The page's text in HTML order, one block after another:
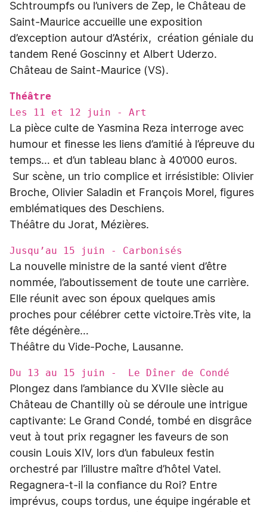
Schtroumpfs ou l’univers de Zep, le Château de
Saint-Maurice accueille une exposition
d’exception autour d’Astérix, création géniale du
tandem René Goscinny et Albert Uderzo.
Château de Saint-Maurice (VS).
Théâtre
Les 11 et 12 juin - Art
La pièce culte de Yasmina Reza interroge avec
humour et finesse les liens d’amitié à l’épreuve du
temps… et d’un tableau blanc à 40’000 euros.
Sur scène, un trio complice et irrésistible: Olivier
Broche, Olivier Saladin et François Morel, figures
emblématiques des Deschiens.
Théâtre du Jorat, Mézières.
Jusqu’au 15 juin - Carbonisés
La nouvelle ministre de la santé vient d’être
nommée, l’aboutissement de toute une carrière.
Elle réunit avec son époux quelques amis
proches pour célébrer cette victoire.Très vite, la
fête dégénère…
Théâtre du Vide-Poche, Lausanne.
Du 13 au 15 juin - Le Dîner de Condé
Plongez dans l’ambiance du XVIIe siècle au
Château de Chantilly où se déroule une intrigue
captivante: Le Grand Condé, tombé en disgrâce
veut à tout prix regagner les faveurs de son
cousin Louis XIV, lors d’un fabuleux festin
orchestré par l’illustre maître d’hôtel Vatel.
Regagnera-t-il la confiance du Roi? Entre
imprévus, coups tordus, une équipe ingérable et